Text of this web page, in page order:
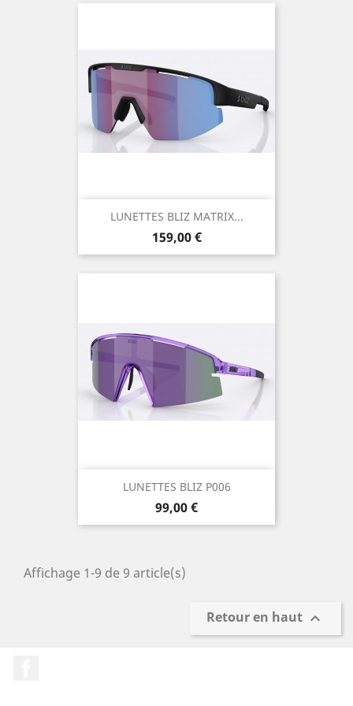
LUNETTES BLIZ MATRIX...
Prix
159,00 €
LUNETTES BLIZ P006
Prix
99,00 €
Affichage 1-9 de 9 article(s)
Retour en haut 